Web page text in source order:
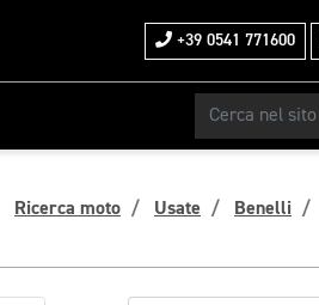
+39 0541 771600
Ricerca moto Usate Benelli